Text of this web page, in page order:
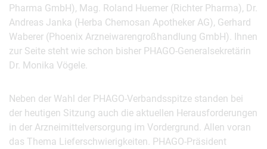
Pharma GmbH), Mag. Roland Huemer (Richter Pharma), Dr.
Andreas Janka (Herba Chemosan Apotheker AG), Gerhard
Waberer (Phoenix Arzneiwarengroßhandlung GmbH). Ihnen
zur Seite steht wie schon bisher PHAGO-Generalsekretärin
Dr. Monika Vögele.
Neben der Wahl der PHAGO-Verbandsspitze standen bei
der heutigen Sitzung auch die aktuellen Herausforderungen
in der Arzneimittelversorgung im Vordergrund. Allen voran
das Thema Lieferschwierigkeiten. PHAGO-Präsident